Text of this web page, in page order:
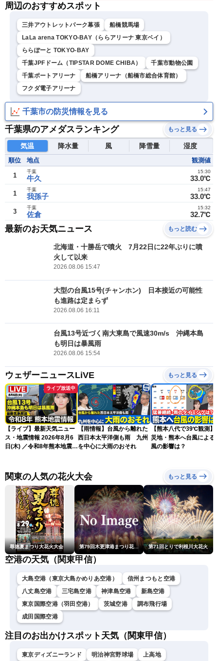
周辺のおすすめスポット
三井アウトレットパーク幕張
船橋競馬場
LaLa arena TOKYO-BAY（ららアリーナ 東京ベイ）
ららぽーと TOKYO-BAY
千葉JPFドーム（TIPSTAR DOME CHIBA）
千葉市動物公園
千葉ポートアリーナ
船橋アリーナ（船橋市総合体育館）
フクダ電子アリーナ
千葉市の防災情報を見る
千葉県のアメダスランキング もっと見る
気温 降水量 風 降雪量 湿度
順位 地点 観測値
1 牛久
千葉
33.0℃
15:30
1 我孫子
千葉
33.0℃
15:47
3 佐倉
千葉
32.7℃
15:32
最新のお天気ニュース もっと読む
北海道・十勝岳で噴火 7月22日に22年ぶりに噴
火して以来
2026.08.06 15:47
大型の台風15号(チャンホン) 日本接近の可能性
も進路は定まらず
2026.08.06 16:11
台風13号近づく南大東島で風速30m/s 沖縄本島
も明日は暴風雨
2026.08.06 15:54
ウェザーニュースLiVE もっと見る
ライブ放送中
【ライブ】最新天気ニュー
ス・地震情報 2026年8月6
日(木) ／令和8年熊本地震情
LiVEムーン・駒木結衣／本
田竜也〉
【雨情報】台風から離れた
西日本太平洋側も雨 九州
を中心に大雨のおそれ
【熊本八代で39℃観測】
災地・熊本へ台風による
風の影響は？
関東の人気の花火大会 もっと見る
尊徳夏まつり大花火大会 第79回木更津港まつり花火大会 第71回とりで利根川大花火
空港の天気（関東甲信）
大島空港（東京大島かめりあ空港）
信州まつもと空港
八丈島空港
三宅島空港 神津島空港
新島空港
東京国際空港（羽田空港）
茨城空港
調布飛行場
成田国際空港
注目のお出かけスポット天気（関東甲信）
東京ディズニーランド 明治神宮野球場 上高地